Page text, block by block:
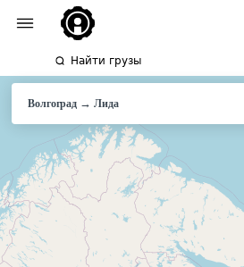
Найти грузы
Волгоград → Лида